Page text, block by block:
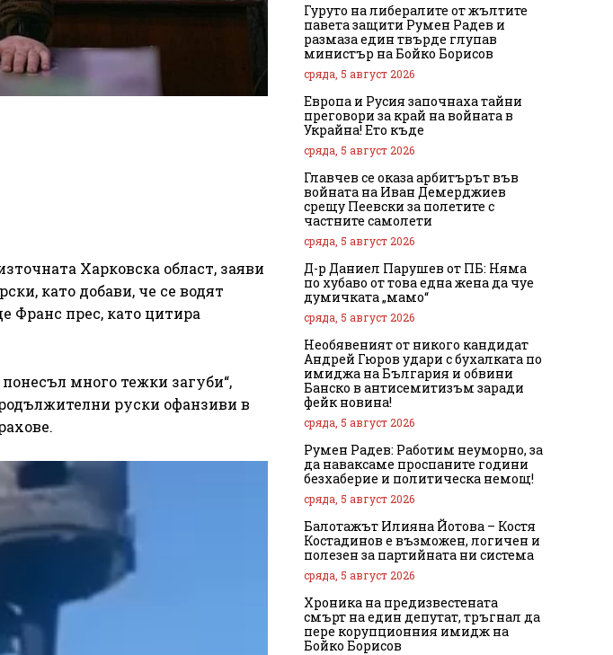
Харковска област, заяви
като добави, че се водят
Франс прес, като цитира
много тежки загуби“,
руски офанзиви в
Гуруто на либералите от жълтите
павета защити Румен Радев и
размаза един твърде глупав
министър на Бойко Борисов
сряда, 5 август 2026
Европа и Русия започнаха тайни
преговори за край на войната в
Украйна! Ето къде
сряда, 5 август 2026
Главчев се оказа арбитърът във
войната на Иван Демерджиев
срещу Пеевски за полетите с
частните самолети
сряда, 5 август 2026
Д-р Даниел Парушев от ПБ: Няма
по хубаво от това една жена да чуе
думичката „мамо“
сряда, 5 август 2026
Необявеният от никого кандидат
Андрей Гюров удари с бухалката по
имиджа на България и обвини
Банско в антисемитизъм заради
фейк новина!
сряда, 5 август 2026
Румен Радев: Работим неуморно, за
да наваксаме проспаните години
безхаберие и политическа немощ!
сряда, 5 август 2026
Балотажът Илияна Йотова – Костя
Костадинов е възможен, логичен и
полезен за партийната ни система
сряда, 5 август 2026
Хроника на предизвестената
смърт на един депутат, тръгнал да
пере корупционния имидж на
Бойко Борисов